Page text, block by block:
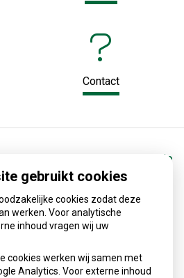
Contact
Gezondheidsinformatie
van de apotheker
gebruikt cookies
cookies zodat deze
werken. Voor analytische
inhoud vragen wij uw
cookies werken wij samen met
Analytics. Voor externe inhoud